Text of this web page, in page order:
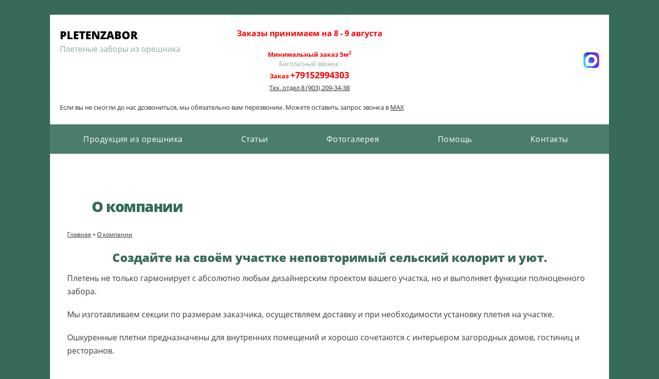
PLETENZABOR
Плетеные заборы из орешника
Заказы принимаем на 8 - 9 августа
Минимальный заказ 5м2
Бесплатный звонок:
Заказ+79152994303
Тех. отдел8 (903) 209-34-38
Если вы не смогли до нас дозвониться, мы обязательно вам перезвоним. Можете оставить запрос звонка в MAX
Продукция из орешника Cтатьи Фотогалерея Помощь Контакты
О компании
Главная »О компании
Создайте на своём участке неповторимый сельский колорит и уют.
Плетень не только гармонирует с абсолютно любым дизайнерским проектом вашего участка, но и выполняет функции полноценного
забора.
Мы изготавливаем секции по размерам заказчика, осуществляем доставку и при необходимости установку плетня на участке.
Ошкуренные плетни предназначены для внутренних помещений и хорошо сочетаются с интерьером загородных домов, гостиниц и
ресторанов.